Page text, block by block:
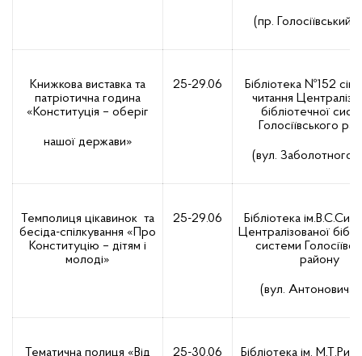
(пр. Голосіївський,
Книжкова виставка та
патріотична година
«Конституція – оберіг
нашої держави»
25-29.06
Бібліотека №152
читання
бібліотечної
Голосіївського
(вул. Заболотного,
Темполиця цікавинок та
бесіда-спілкування «Про
Конституцію – дітям і
молоді»
25-29.06
Бібліотека
Централізованої
системи
району
(вул. Антоновича,
Тематична полиця «Від 25-30.06 Бібліотека ім.